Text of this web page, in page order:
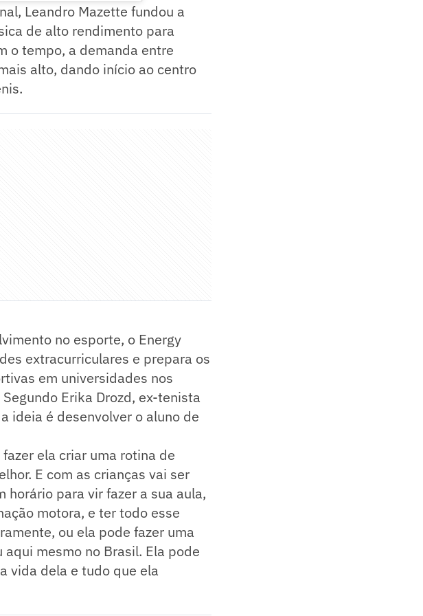
Leandro Mazette fundou a
de alto rendimento para
o tempo, a demanda entre
alto, dando início ao centro
no esporte, o Energy
extracurriculares e prepara os
em universidades nos
Erika Drozd, ex-tenista
ideia é desenvolver o aluno de
ela criar uma rotina de
E com as crianças vai ser
para vir fazer a sua aula,
motora, e ter todo esse
ou ela pode fazer uma
mesmo no Brasil. Ela pode
vida dela e tudo que ela